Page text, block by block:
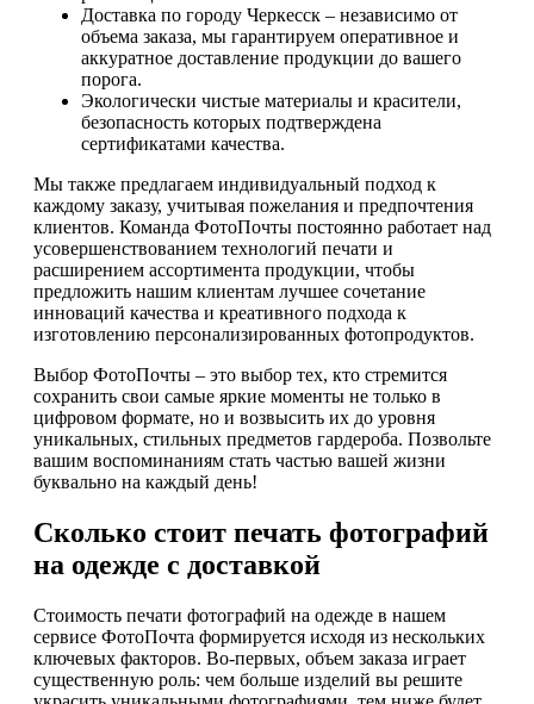
Доставка по городу Черкесск – независимо от
объема заказа, мы гарантируем оперативное и
аккуратное доставление продукции до вашего
порога.
Экологически чистые материалы и красители,
безопасность которых подтверждена
сертификатами качества.
Мы также предлагаем индивидуальный подход к
каждому заказу, учитывая пожелания и предпочтения
клиентов. Команда ФотоПочты постоянно работает над
усовершенствованием технологий печати и
расширением ассортимента продукции, чтобы
предложить нашим клиентам лучшее сочетание
инноваций качества и креативного подхода к
изготовлению персонализированных фотопродуктов.
Выбор ФотоПочты – это выбор тех, кто стремится
сохранить свои самые яркие моменты не только в
цифровом формате, но и возвысить их до уровня
уникальных, стильных предметов гардероба. Позвольте
вашим воспоминаниям стать частью вашей жизни
буквально на каждый день!
Сколько стоит печать фотографий
на одежде с доставкой
Стоимость печати фотографий на одежде в нашем
сервисе ФотоПочта формируется исходя из нескольких
ключевых факторов. Во-первых, объем заказа играет
существенную роль: чем больше изделий вы решите